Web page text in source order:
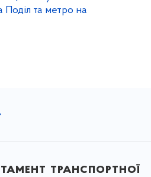
Поділ та метро на
транспортної